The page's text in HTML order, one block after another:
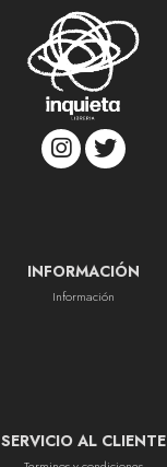
INFORMACIÓN
Información
SERVICIO AL CLIENTE